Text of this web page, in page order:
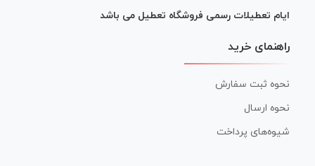
ایام تعطیلات رسمی فروشگاه تعطیل می باشد
راهنمای خرید
نحوه ثبت سفارش
نحوه ارسال
شیوه‌های پرداخت